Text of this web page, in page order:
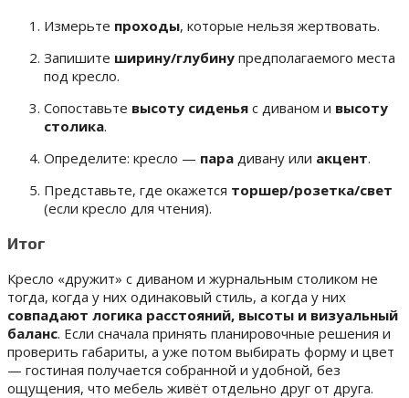
Измерьте проходы, которые нельзя жертвовать.
Запишите ширину/глубину предполагаемого места
под кресло.
Сопоставьте высоту сиденья с диваном и высоту
столика.
Определите: кресло — пара дивану или акцент.
Представьте, где окажется торшер/розетка/свет
(если кресло для чтения).
Итог
Кресло «дружит» с диваном и журнальным столиком не
тогда, когда у них одинаковый стиль, а когда у них
совпадают логика расстояний, высоты и визуальный
баланс. Если сначала принять планировочные решения и
проверить габариты, а уже потом выбирать форму и цвет
— гостиная получается собранной и удобной, без
ощущения, что мебель живёт отдельно друг от друга.